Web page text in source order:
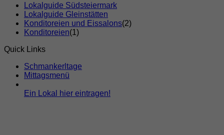
Lokalguide Südsteiermark
Lokalguide Gleinstätten
Konditoreien und Eissalons(2)
Konditoreien(1)
Quick Links
Schmankerltage
Mittagsmenü
Ein Lokal hier eintragen!